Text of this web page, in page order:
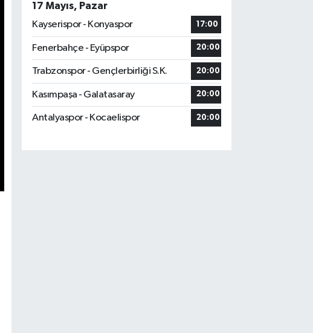
17 Mayıs, Pazar
Kayserispor - Konyaspor
17:00
Fenerbahçe - Eyüpspor 20:00
Trabzonspor - Gençlerbirliği S.K. 20:00
Kasımpaşa - Galatasaray 20:00
Antalyaspor - Kocaelispor 20:00